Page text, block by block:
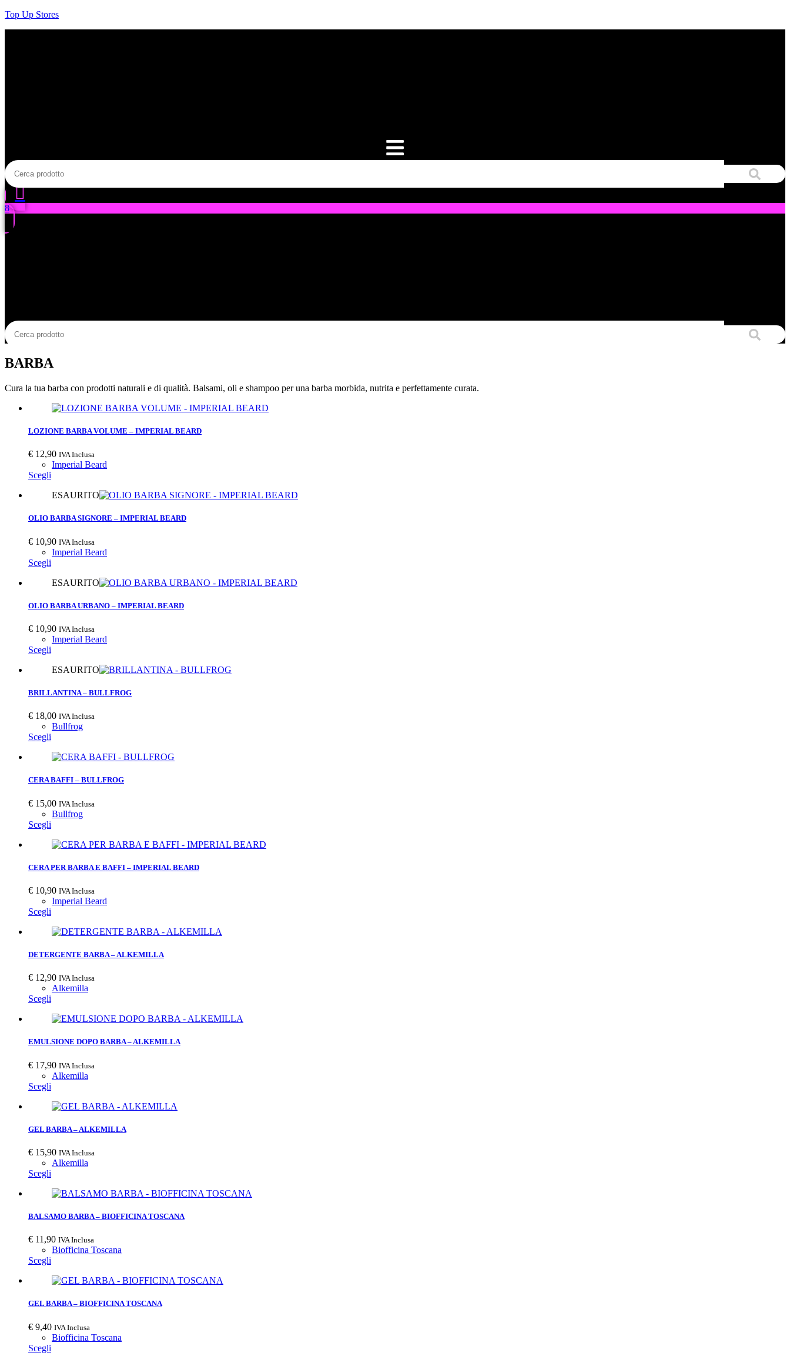
Salta
Top Up Stores
8
BARBA
Cura la tua barba con prodotti naturali e di qualità. Balsami, oli e shampoo per una barba morbida, nutrita e perfettamente curata.
LOZIONE BARBA VOLUME – IMPERIAL BEARD
€ 12,90 IVA Inclusa
Imperial Beard
Scegli
ESAURITO
OLIO BARBA SIGNORE – IMPERIAL BEARD
€ 10,90 IVA Inclusa
Imperial Beard
Scegli
ESAURITO
OLIO BARBA URBANO – IMPERIAL BEARD
€ 10,90 IVA Inclusa
Imperial Beard
Scegli
ESAURITO
BRILLANTINA – BULLFROG
€ 18,00 IVA Inclusa
Bullfrog
Scegli
CERA BAFFI – BULLFROG
€ 15,00 IVA Inclusa
Bullfrog
Scegli
CERA PER BARBA E BAFFI – IMPERIAL BEARD
€ 10,90 IVA Inclusa
Imperial Beard
Scegli
DETERGENTE BARBA – ALKEMILLA
€ 12,90 IVA Inclusa
Alkemilla
Scegli
EMULSIONE DOPO BARBA – ALKEMILLA
€ 17,90 IVA Inclusa
Alkemilla
Scegli
GEL BARBA – ALKEMILLA
€ 15,90 IVA Inclusa
Alkemilla
Scegli
BALSAMO BARBA – BIOFFICINA TOSCANA
€ 11,90 IVA Inclusa
Biofficina Toscana
Scegli
GEL BARBA – BIOFFICINA TOSCANA
€ 9,40 IVA Inclusa
Biofficina Toscana
Scegli